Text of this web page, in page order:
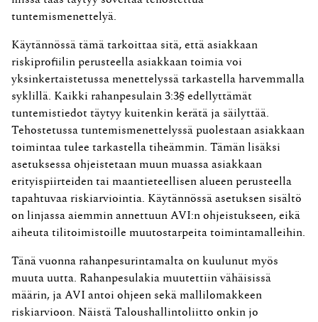
tuntemismenettelyä.
Käytännössä tämä tarkoittaa sitä, että asiakkaan
riskiprofiilin perusteella asiakkaan toimia voi
yksinkertaistetussa menettelyssä tarkastella harvemmalla
syklillä. Kaikki rahanpesulain 3:3§ edellyttämät
tuntemistiedot täytyy kuitenkin kerätä ja säilyttää.
Tehostetussa tuntemismenettelyssä puolestaan asiakkaan
toimintaa tulee tarkastella tiheämmin. Tämän lisäksi
asetuksessa ohjeistetaan muun muassa asiakkaan
erityispiirteiden tai maantieteellisen alueen perusteella
tapahtuvaa riskiarviointia. Käytännössä asetuksen sisältö
on linjassa aiemmin annettuun AVI:n ohjeistukseen, eikä
aiheuta tilitoimistoille muutostarpeita toimintamalleihin.
Tänä vuonna rahanpesurintamalta on kuulunut myös
muuta uutta. Rahanpesulakia muutettiin vähäisissä
määrin, ja AVI antoi ohjeen sekä mallilomakkeen
riskiarvioon. Näistä Taloushallintoliitto onkin jo